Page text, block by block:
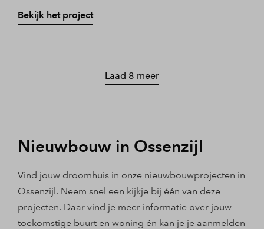
Bekijk het project
Laad 8 meer
Nieuwbouw in Ossenzijl
Vind jouw droomhuis in onze nieuwbouwprojecten in
Ossenzijl. Neem snel een kijkje bij één van deze
projecten. Daar vind je meer informatie over jouw
toekomstige buurt en woning én kan je je aanmelden